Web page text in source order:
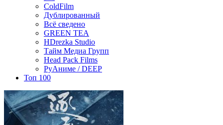
ColdFilm
Дублированный
Всё сведено
GREEN TEA
HDrezka Studio
Тайм Медиа Групп
Head Pack Films
РуАниме / DEEP
Топ 100